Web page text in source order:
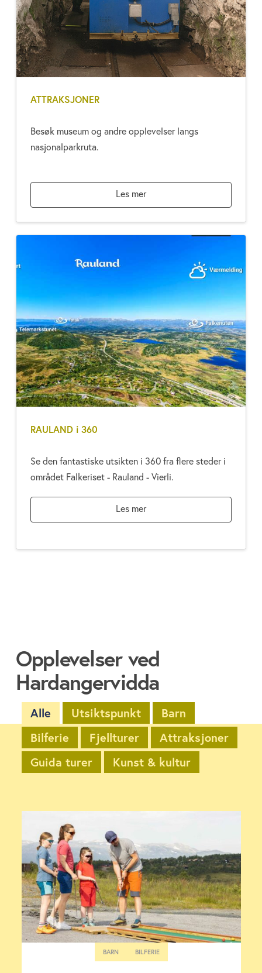
ATTRAKSJONER
Besøk museum og andre opplevelser langs
nasjonalparkruta.
Les mer
RAULAND i 360
Se den fantastiske utsikten i 360 fra flere steder i
området Falkeriset - Rauland - Vierli.
Les mer
Opplevelser ved
Hardangervidda
Alle Utsiktspunkt
Barn
Bilferie
Fjellturer
Attraksjoner
Guida turer
Kunst & kultur
BARN BILFERIE